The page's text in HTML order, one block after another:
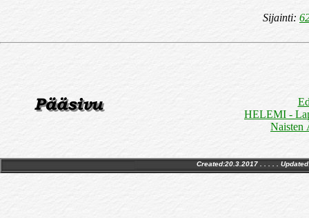
Sijainti:
HELEMI -
Naisten
Created:20.3.2017 . . . . .